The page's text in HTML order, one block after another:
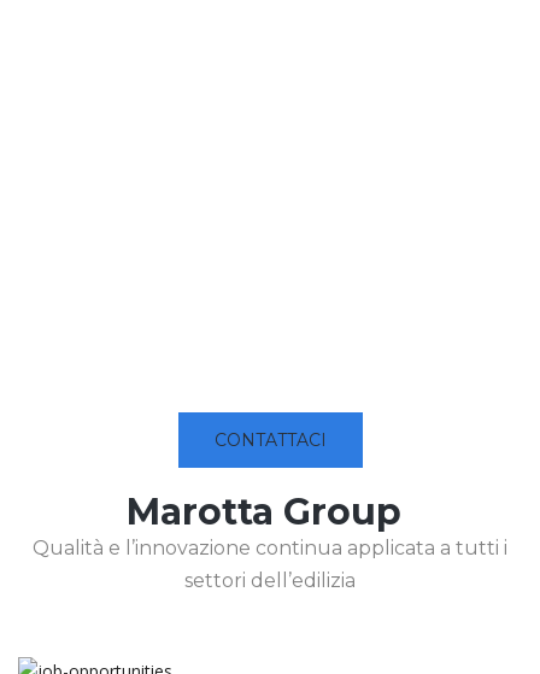
CONTATTACI
Marotta Group
Qualità e l’innovazione continua applicata a tutti i
settori dell’edilizia